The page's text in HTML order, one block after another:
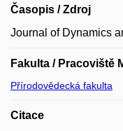
Časopis / Zdroj
Journal of Dynamics
Fakulta / Pracoviště
Přírodovědecká fakulta
Citace